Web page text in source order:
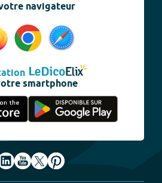
navigateur
smartphone